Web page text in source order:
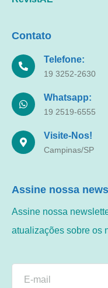
Contato
Telefone:
19 3252-2630
Whatsapp:
19 2519-6555
Visite-Nos!
Campinas/SP
Assine nossa
Assine nossa
atualizações sobre os